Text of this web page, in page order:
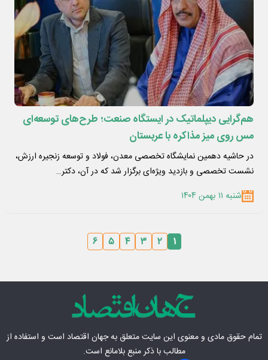
هم‌گرایی دیپلماتیک در ایستگاه صنعت؛ طرح‌های توسعه‌ای
مس روی میز مذاکره با عربستان
در حاشیه دهمین نمایشگاه تخصصی معدن، فولاد و توسعه زنجیره ارزش،
نشست تخصصی و بازدید ویژه‌ای برگزار شد که در آن، دکتر…
شنبه ۱۱ بهمن ۱۴۰۴
۱ ۲ ۳ ۴ ۵ ۶
تمام حقوق مادی‌ و معنوی این سایت متعلق بهجهان اقتصاد است و استفاده از
مطالب با ذکر منبع بلامانع است.